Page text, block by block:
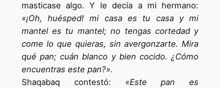
masticase algo. Y le decía a mi hermano:
«¡Oh, huésped! mi casa es tu casa y mi
mantel es tu mantel; no tengas cortedad y
come lo que quieras, sin avergonzarte. Mira
qué pan; cuán blanco y bien cocido. ¿Cómo
encuentras este pan?».
Shaqabaq contestó: «Este pan es